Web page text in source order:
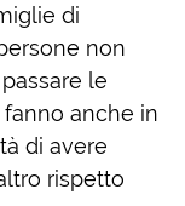
di
non
le
anche in
di avere
rispetto